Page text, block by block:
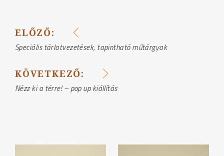
BEJEGYZÉS
NAVIGÁCIÓ
ELŐZŐ:
Speciális tárlatvezetések, tapintható műtárgyak
KÖVETKEZŐ:
Nézz ki a térre! – pop up kiállítás